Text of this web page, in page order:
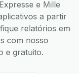
e Mille
a partir
relatórios em
com nosso
e gratuito.